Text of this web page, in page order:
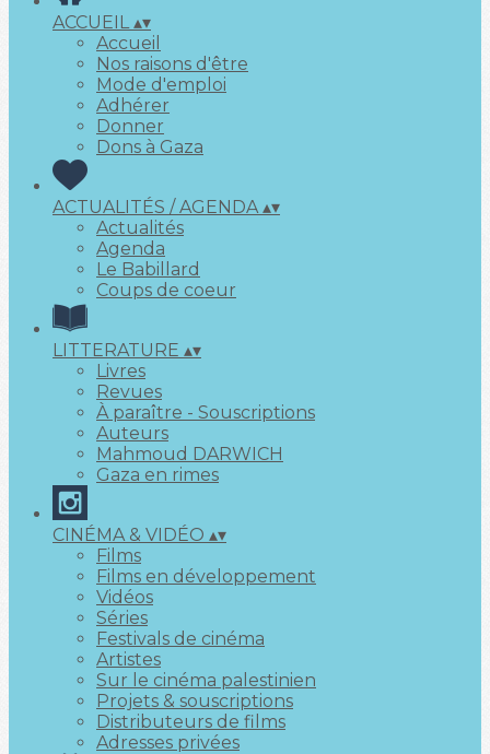
ACCUEIL▴▾
Accueil
Nos raisons d'être
Mode d'emploi
Adhérer
Donner
Dons à Gaza
ACTUALITÉS / AGENDA▴▾
Actualités
Agenda
Le Babillard
Coups de coeur
LITTERATURE ▴▾
Livres
Revues
À paraître - Souscriptions
Auteurs
Mahmoud DARWICH
Gaza en rimes
CINÉMA & VIDÉO ▴▾
Films
Films en développement
Vidéos
Séries
Festivals de cinéma
Artistes
Sur le cinéma palestinien
Projets & souscriptions
Distributeurs de films
Adresses privées